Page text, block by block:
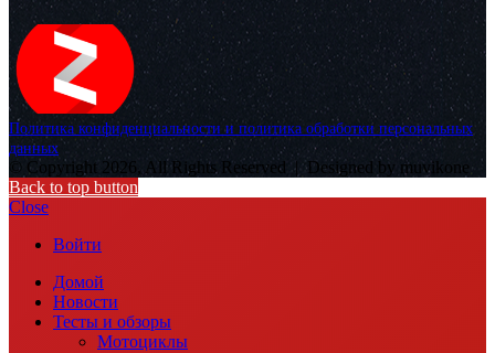
Политика конфиденциальности и политика обработки персональных
данных
© Copyright 2026, All Rights Reserved |Designed by muvikone
Back to top button
Close
Войти
Домой
Новости
Тесты и обзоры
Мотоциклы